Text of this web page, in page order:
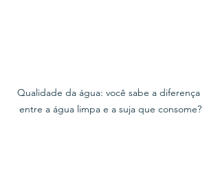
Qualidade da água: você sabe a diferença
entre a água limpa e a suja que consome?